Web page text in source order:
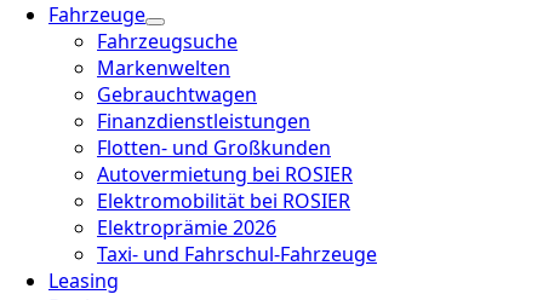
Fahrzeuge
Fahrzeugsuche
Markenwelten
Gebrauchtwagen
Finanzdienstleistungen
Flotten- und Großkunden
Autovermietung bei ROSIER
Elektromobilität bei ROSIER
Elektroprämie 2026
Taxi- und Fahrschul-Fahrzeuge
Leasing